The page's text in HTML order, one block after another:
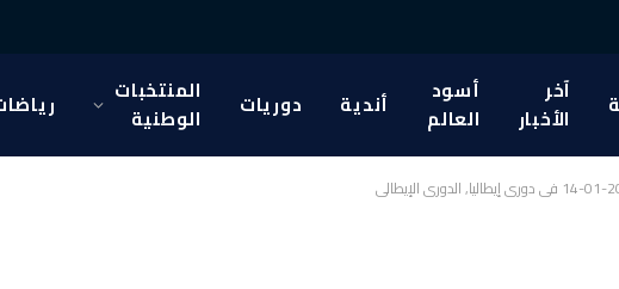
آخر
الأخبار
أسود
العالم
أندية دوريات
المنتخبات
الوطنية